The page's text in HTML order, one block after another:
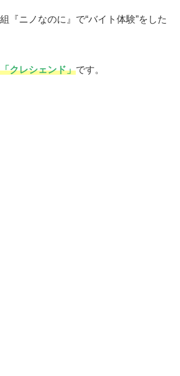
『ニノなのに』で“バイト体験”をした
「クレシェンド」です。